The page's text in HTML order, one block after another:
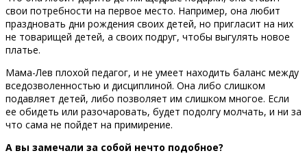
свои потребности на первое место. Например, она любит
праздновать дни рождения своих детей, но пригласит на них
не товарищей детей, а своих подруг, чтобы выгулять новое
платье.
Мама-Лев плохой педагог, и не умеет находить баланс между
вседозволенностью и дисциплиной. Она либо слишком
подавляет детей, либо позволяет им слишком многое. Если
ее обидеть или разочаровать, будет подолгу молчать, и ни за
что сама не пойдет на примирение.
А вы замечали за собой нечто подобное?